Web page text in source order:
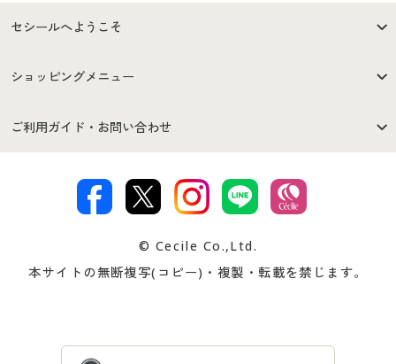
セシールへようこそ
はじめての方へ
セシールご利用規約
著作権・商標について 会社案内
ショッピングメニュー
商品カテゴリ
プレゼント＆キャンペーン サイトマップ
ご利用ガイド・お問い合わせ
交換・返品は お支払は
ついて
忘れの場合
© Cecile Co.,Ltd.
本サイトの無断複写(コピー)・複製・転載を禁じます。